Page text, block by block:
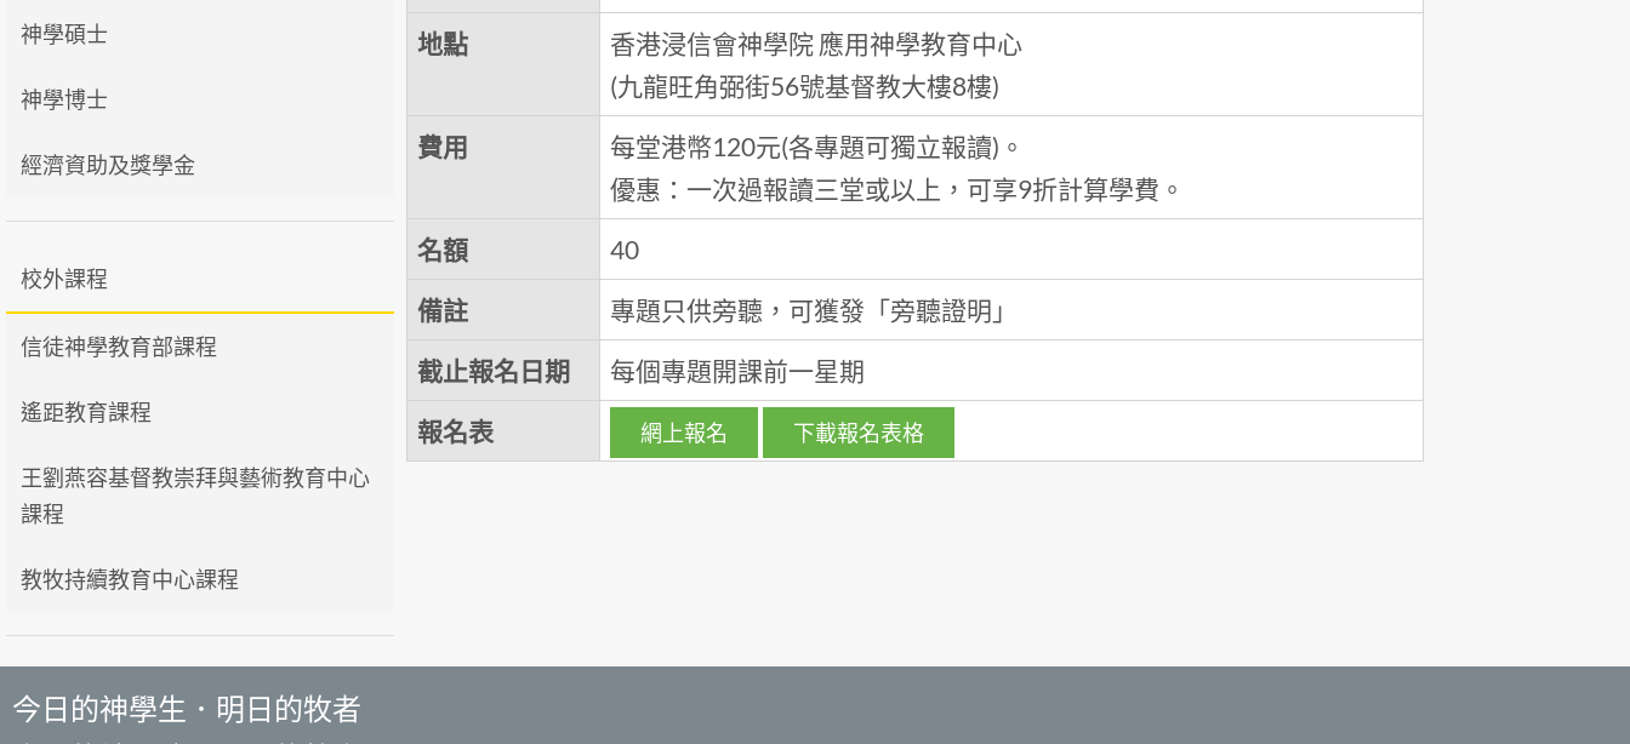
神學碩士
神學博士
經濟資助及獎學金
校外課程
信徒神學教育部課程
遙距教育課程
王劉燕容基督教崇拜與藝術教育中心
課程
教牧持續教育中心課程
地點
香港浸信會神學院 應用神學教育中心
(九龍旺角弼街56號基督教大樓8樓)
費用
每堂港幣120元(各專題可獨立報讀)。
優惠：一次過報讀三堂或以上，可享9折計算學費。
名額
40
備註
專題只供旁聽，可獲發「旁聽證明」
截止報名日期
每個專題開課前一星期
報名表
網上報名 下載報名表格
今日的神學生．明日的牧者